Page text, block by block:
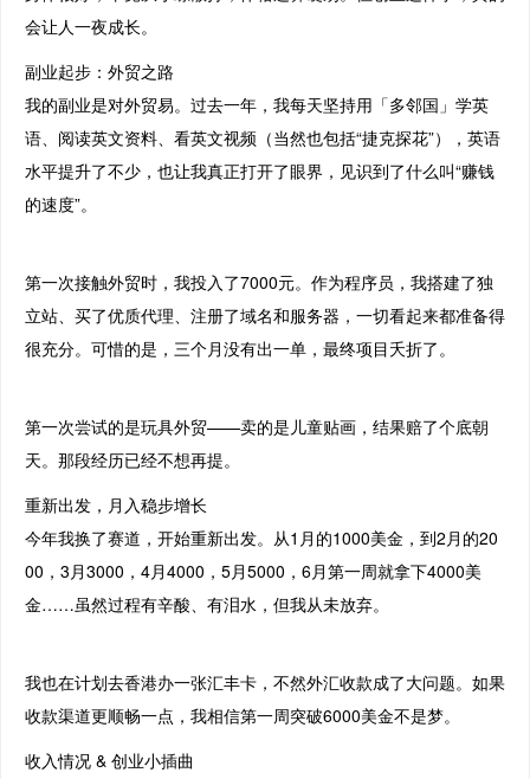
会让人一夜成长。
副业起步：外贸之路
我的副业是对外贸易。过去一年，我每天坚持用「多邻国」学英
语、阅读英文资料、看英文视频（当然也包括“捷克探花”），英语
水平提升了不少，也让我真正打开了眼界，见识到了什么叫“赚钱
的速度”。
第一次接触外贸时，我投入了7000元。作为程序员，我搭建了独
立站、买了优质代理、注册了域名和服务器，一切看起来都准备得
很充分。可惜的是，三个月没有出一单，最终项目夭折了。
第一次尝试的是玩具外贸——卖的是儿童贴画，结果赔了个底朝
天。那段经历已经不想再提。
重新出发，月入稳步增长
今年我换了赛道，开始重新出发。从1月的1000美金，到2月的20
00，3月3000，4月4000，5月5000，6月第一周就拿下4000美
金……虽然过程有辛酸、有泪水，但我从未放弃。
我也在计划去香港办一张汇丰卡，不然外汇收款成了大问题。如果
收款渠道更顺畅一点，我相信第一周突破6000美金不是梦。
收入情况 & 创业小插曲